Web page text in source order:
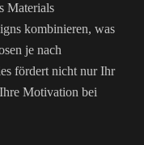
Materials
kombinieren, was
je nach
fördert nicht nur Ihr
Motivation bei